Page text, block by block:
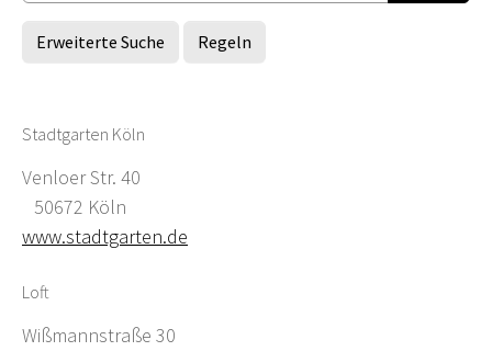
Erweiterte Suche Regeln
Stadtgarten Köln
Venloer Str. 40
50672 Köln
www.stadtgarten.de
Loft
Wißmannstraße 30